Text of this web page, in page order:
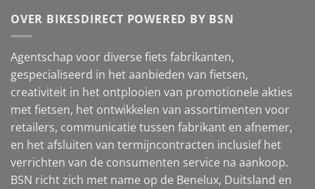
OVER BIKESDIRECT POWERED BY BSN
Agentschap voor diverse fiets fabrikanten,
gespecialiseerd in het aanbieden van fietsen,
creativiteit in het ontplooien van promotionele akties
met fietsen, het ontwikkelen van assortimenten voor
retailers, communicatie tussen fabrikant en afnemer,
en het afsluiten van termijncontracten inclusief het
verrichten van de consumenten service na aankoop.
BSN richt zich met name op de Benelux, Duitsland en